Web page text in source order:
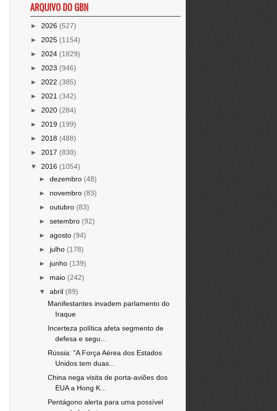
ARQUIVO DO GBN
► 2026 (527)
► 2025 (1154)
► 2024 (1829)
► 2023 (946)
► 2022 (385)
► 2021 (342)
► 2020 (284)
► 2019 (199)
► 2018 (488)
► 2017 (838)
▼ 2016 (1054)
► dezembro (48)
► novembro (83)
► outubro (83)
► setembro (92)
► agosto (94)
► julho (178)
► junho (139)
► maio (242)
▼ abril (89)
Manifestantes invadem parlamento do
Iraque
Incerteza política afeta segmento de
defesa e segu...
Rússia: "A Força Aérea dos Estados
Unidos tem duas...
China nega visita de porta-aviões dos
EUA a Hong K...
Pentágono alerta para uma possível